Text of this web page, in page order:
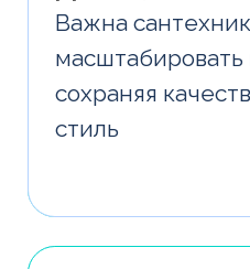
Нужна сантехника,
обеспечит
при повседневном
использовании